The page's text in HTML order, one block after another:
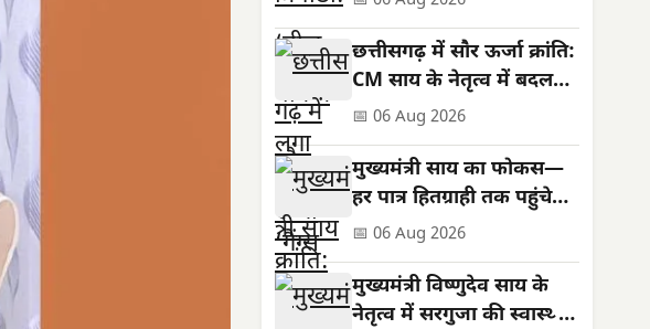
छत्तीसगढ़ में सौर ऊर्जा क्रांति:
CM साय के नेतृत्व में बदलती
तस्वीर
📅 06 Aug 2026
मुख्यमंत्री साय का फोकस—
हर पात्र हितग्राही तक पहुंचे
शासन की योजनाओं का लाभ
📅 06 Aug 2026
मुख्यमंत्री विष्णुदेव साय के
नेतृत्व में सरगुजा की स्वास्थ्य